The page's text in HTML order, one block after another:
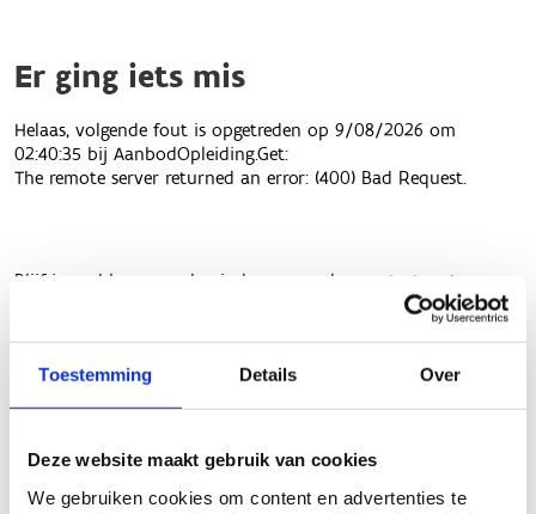
Toestemming Details Over
Deze website maakt gebruik van cookies
We gebruiken cookies om content en advertenties te